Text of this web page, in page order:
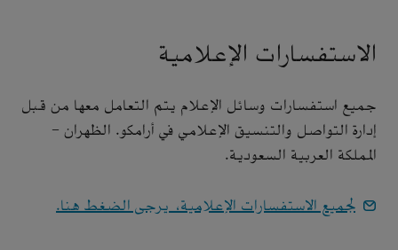
الاستفسارات الإعلامية
جميع استفسارات وسائل الإعلام يتم التعامل معها من قبل
إدارة التواصل والتنسيق الإعلامي في أرامكو. الظهران -
المملكة العربية السعودية.
لجميع الاستفسارات الإعلامية، يرجى الضغط هنا.